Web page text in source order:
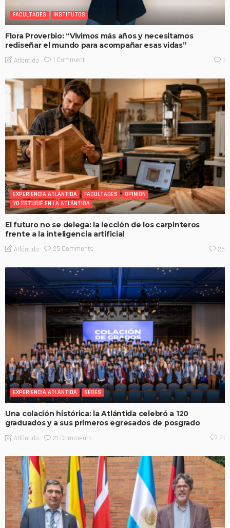
FACULTADES INSTITUTOS
Flora Proverbio: “Vivimos más años y necesitamos
rediseñar el mundo para acompañar esas vidas”
Atlántida 1 Comment 1
EXPERIENCIA ATLÁNTIDA FACULTADES
OPINIÓN
YO ESTUDIÉ EN LA ATLÁNTIDA
El futuro no se delega: la lección de los carpinteros
frente a la inteligencia artificial
Atlántida 25 Comments 25
EXPERIENCIA ATLÁNTIDA SEDES
Una colación histórica: la Atlántida celebró a 120
graduados y a sus primeros egresados de posgrado
Atlántida 21 Comments 21